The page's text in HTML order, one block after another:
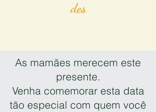
des
As mamães merecem este
presente.
Venha comemorar esta data
tão especial com quem você